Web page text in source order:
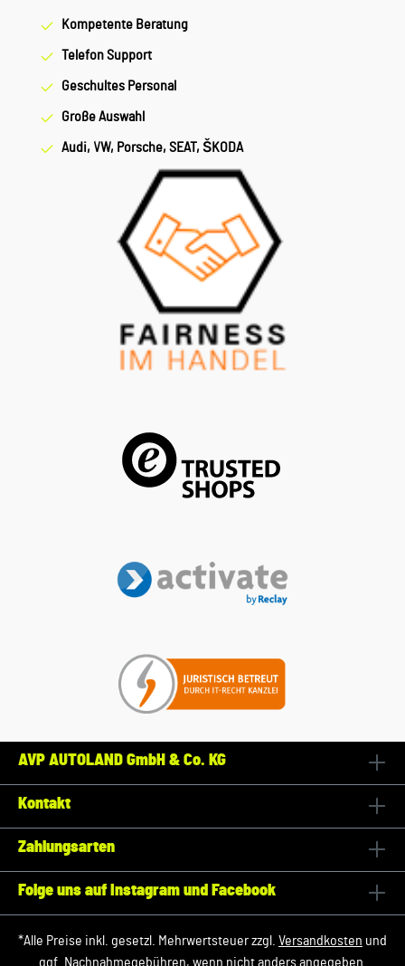
Kompetente Beratung
Telefon Support
Geschultes Personal
Große Auswahl
Audi, VW, Porsche, SEAT, ŠKODA
AVP AUTOLAND GmbH & Co. KG
Kontakt
Zahlungsarten
Folge uns auf Instagram und Facebook
*Alle Preise inkl. gesetzl. Mehrwertsteuer zzgl. Versandkosten und
ggf. Nachnahmegebühren, wenn nicht anders angegeben.